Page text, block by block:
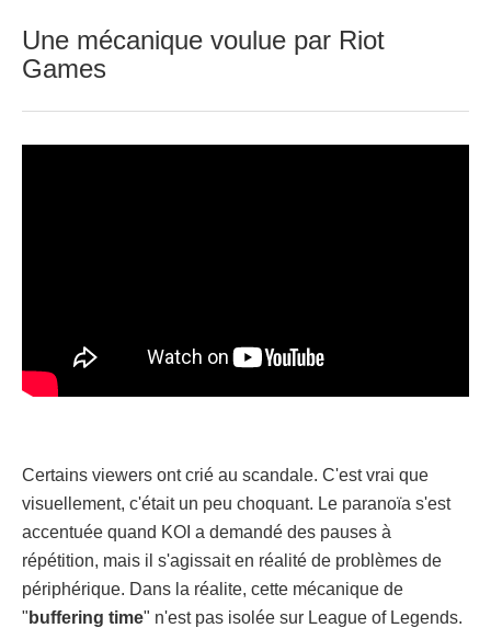
Une mécanique voulue par Riot
Games
Certains viewers ont crié au scandale. C'est vrai que
visuellement, c'était un peu choquant. Le paranoïa s'est
accentuée quand KOI a demandé des pauses à
répétition, mais il s'agissait en réalité de problèmes de
périphérique. Dans la réalite, cette mécanique de
" buffering time" n'est pas isolée sur League of Legends.